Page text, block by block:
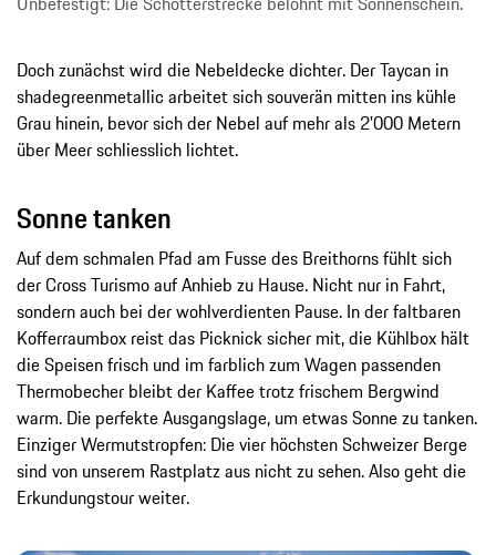
Doch zunächst wird die Nebeldecke dichter. Der Taycan in
shadegreenmetallic arbeitet sich souverän mitten ins kühle
Grau hinein, bevor sich der Nebel auf mehr als 2'000 Metern
über Meer schliesslich lichtet.
Sonne tanken
Auf dem schmalen Pfad am Fusse des Breithorns fühlt sich
der Cross Turismo auf Anhieb zu Hause. Nicht nur in Fahrt,
sondern auch bei der wohlverdienten Pause. In der faltbaren
Kofferraumbox reist das Picknick sicher mit, die Kühlbox hält
die Speisen frisch und im farblich zum Wagen passenden
Thermobecher bleibt der Kaffee trotz frischem Bergwind
warm. Die perfekte Ausgangslage, um etwas Sonne zu tanken.
Einziger Wermutstropfen: Die vier höchsten Schweizer Berge
sind von unserem Rastplatz aus nicht zu sehen. Also geht die
Erkundungstour weiter.